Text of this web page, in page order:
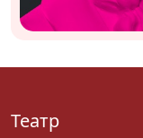
Театр